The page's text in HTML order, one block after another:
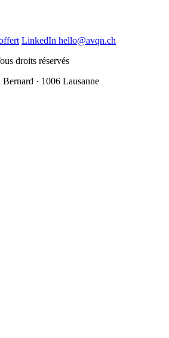
LinkedIn hello@avqn.ch
droits réservés
· 1006 Lausanne